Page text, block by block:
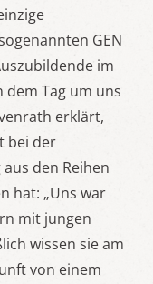
GEN
im
dem Tag um uns
erklärt,
bei der
den Reihen
hat: „Uns war
mit jungen
wissen sie am
von einem